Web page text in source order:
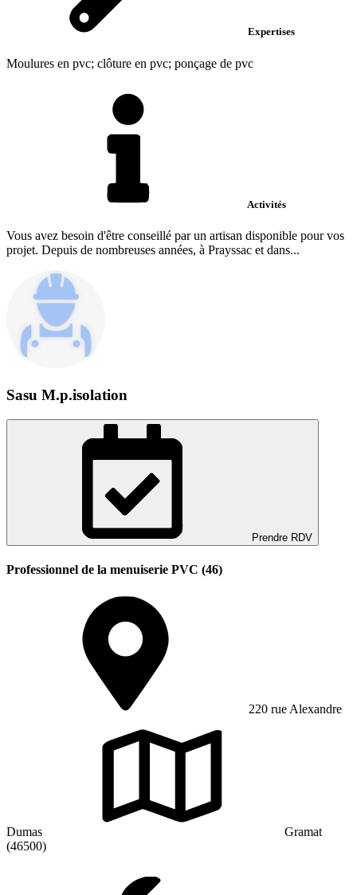
Expertises
Moulures en pvc; clôture en pvc; ponçage de pvc
Activités
Vous avez besoin d'être conseillé par un artisan disponible pour vos
projet. Depuis de nombreuses années, à Prayssac et dans...
Sasu M.p.isolation
Prendre RDV
Professionnel de la menuiserie PVC (46)
220 rue Alexandre
Dumas
Gramat
(46500)